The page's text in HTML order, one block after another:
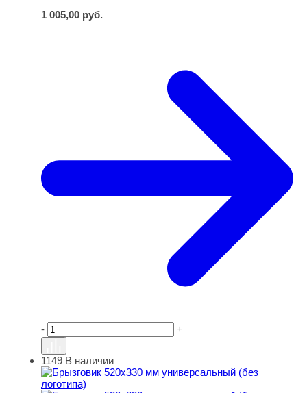
1 005,00 руб.
- +
Брызговик 520х330 мм универсальный (без логотипа)
1149 В наличии